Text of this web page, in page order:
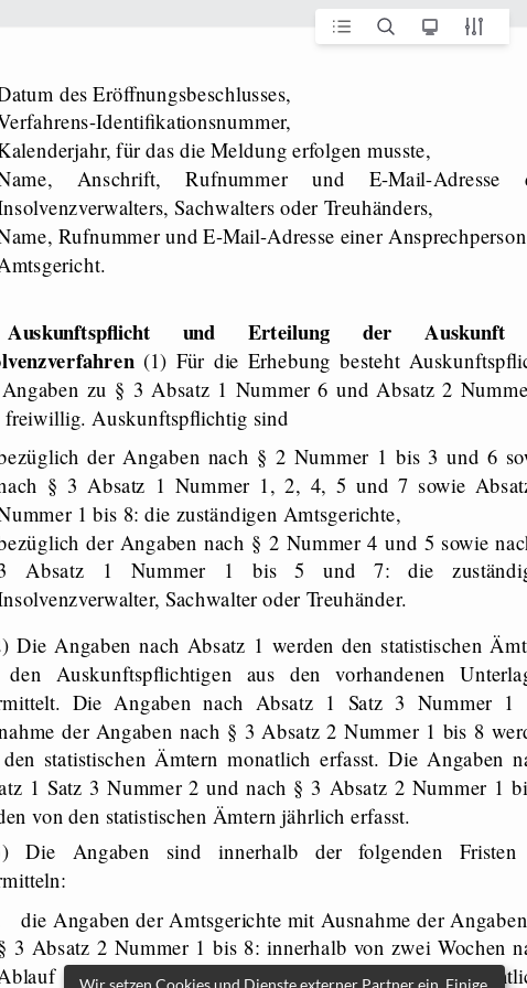
Datum des Eröffnungsbeschlusses,
Verfahrens-​Identifikationsnummer,
Kalenderjahr, für das die Meldung erfolgen musste,
und E-​Mail-Adresse des
Sachwalters oder Treuhänders,
einer Ansprechperson im
Auskunftspflicht und Erteilung der
(1) Für die Erhebung besteht
zu § 3 Absatz 1 Nummer 6 und Absatz 2
freiwillig. Auskunftspflichtig sind
der Angaben nach § 2 Nummer 1 bis 3 und 6
§ 3 Absatz 1 Nummer 1, 2, 4, 5 und 7 sowie
1 bis 8: die zuständigen Amtsgerichte,
der Angaben nach § 2 Nummer 4 und 5 sowie
Absatz 1 Nummer 1 bis 5 und 7: die
Sachwalter oder Treuhänder.
Die Angaben nach Absatz 1 werden den statistischen
Auskunftspflichtigen aus den vorhandenen
Die Angaben nach Absatz 1 Satz 3 Nummer 1
der Angaben nach § 3 Absatz 2 Nummer 1 bis 8
statistischen Ämtern monatlich erfasst. Die Angaben
1 Satz 3 Nummer 2 und nach § 3 Absatz 2 Nummer 1
von den statistischen Ämtern jährlich erfasst.
Die Angaben sind innerhalb der folgenden
die Angaben der Amtsgerichte mit Ausnahme der
3 Absatz 2 Nummer 1 bis 8: innerhalb von zwei Wochen
des Kalendermonats, in dem die jeweilige
Wir setzen Cookies und Dienste externer Partner ein. Einige